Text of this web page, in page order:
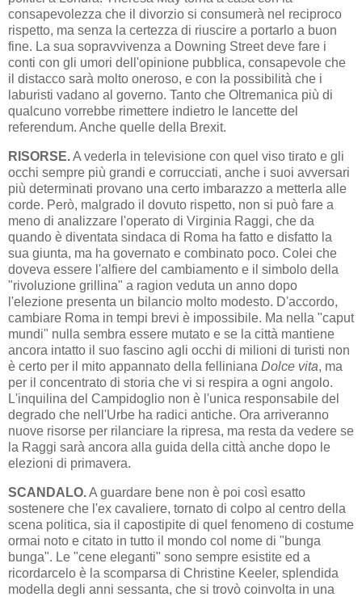
consapevolezza che il divorzio si consumerà nel reciproco
rispetto, ma senza la certezza di riuscire a portarlo a buon
fine. La sua sopravvivenza a Downing Street deve fare i
conti con gli umori dell'opinione pubblica, consapevole che
il distacco sarà molto oneroso, e con la possibilità che i
laburisti vadano al governo. Tanto che Oltremanica più di
qualcuno vorrebbe rimettere indietro le lancette del
referendum. Anche quelle della Brexit.
RISORSE.A vederla in televisione con quel viso tirato e gli
occhi sempre più grandi e corrucciati, anche i suoi avversari
più determinati provano una certo imbarazzo a metterla alle
corde. Però, malgrado il dovuto rispetto, non si può fare a
meno di analizzare l'operato di Virginia Raggi, che da
quando è diventata sindaca di Roma ha fatto e disfatto la
sua giunta, ma ha governato e combinato poco. Colei che
doveva essere l'alfiere del cambiamento e il simbolo della
"rivoluzione grillina" a ragion veduta un anno dopo
l'elezione presenta un bilancio molto modesto. D'accordo,
cambiare Roma in tempi brevi è impossibile. Ma nella "caput
mundi" nulla sembra essere mutato e se la città mantiene
ancora intatto il suo fascino agli occhi di milioni di turisti non
è certo per il mito appannato della felliniana Dolce vita, ma
per il concentrato di storia che vi si respira a ogni angolo.
L'inquilina del Campidoglio non è l'unica responsabile del
degrado che nell'Urbe ha radici antiche. Ora arriveranno
nuove risorse per rilanciare la ripresa, ma resta da vedere se
la Raggi sarà ancora alla guida della città anche dopo le
elezioni di primavera.
SCANDALO.A guardare bene non è poi così esatto
sostenere che l'ex cavaliere, tornato di colpo al centro della
scena politica, sia il capostipite di quel fenomeno di costume
ormai noto e citato in tutto il mondo col nome di "bunga
bunga". Le "cene eleganti" sono sempre esistite ed a
ricordarcelo è la scomparsa di Christine Keeler, splendida
modella degli anni sessanta, che si trovò coinvolta in una